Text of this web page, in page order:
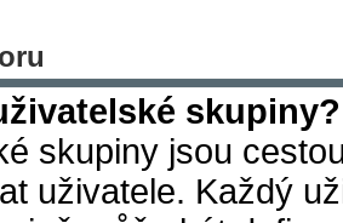
skupiny?
skupiny jsou
uživatele. Každý